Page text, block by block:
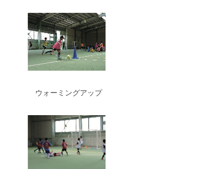
ウォーミングアップ